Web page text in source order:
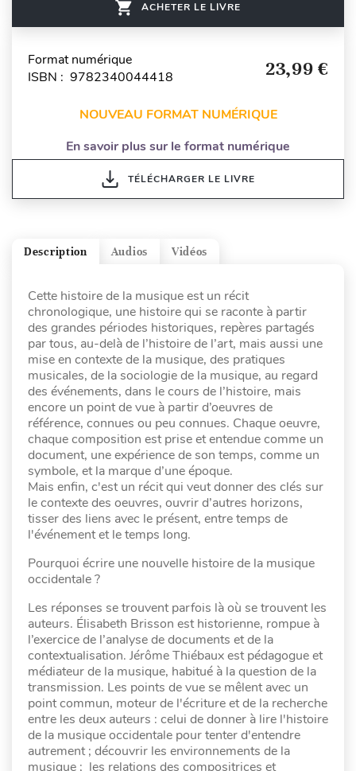
ACHETER LE LIVRE
Format numérique
ISBN : 9782340044418
23,99 €
NOUVEAU FORMAT NUMÉRIQUE
En savoir plus sur le format numérique
TÉLÉCHARGER LE LIVRE
Vidéos
Audios
Description
Cette histoire de la musique est un récit
chronologique, une histoire qui se raconte à partir
des grandes périodes historiques, repères partagés
par tous, au-delà de l’histoire de l’art, mais aussi une
mise en contexte de la musique, des pratiques
musicales, de la sociologie de la musique, au regard
des événements, dans le cours de l’histoire, mais
encore un point de vue à partir d’oeuvres de
référence, connues ou peu connues. Chaque oeuvre,
chaque composition est prise et entendue comme un
document, une expérience de son temps, comme un
symbole, et la marque d’une époque.
Mais enfin, c'est un récit qui veut donner des clés sur
le contexte des oeuvres, ouvrir d’autres horizons,
tisser des liens avec le présent, entre temps de
l'événement et le temps long.
Pourquoi écrire une nouvelle histoire de la musique
occidentale ?
Les réponses se trouvent parfois là où se trouvent les
auteurs. Élisabeth Brisson est historienne, rompue à
l’exercice de l’analyse de documents et de la
contextualisation. Jérôme Thiébaux est pédagogue et
médiateur de la musique, habitué à la question de la
transmission. Les points de vue se mêlent avec un
point commun, moteur de l'écriture et de la recherche
entre les deux auteurs : celui de donner à lire l'histoire
de la musique occidentale pour tenter d'entendre
autrement ; découvrir les environnements de la
musique ; les relations des compositrices et